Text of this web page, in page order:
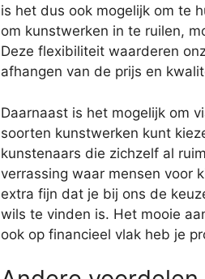
is het dus ook mogelijk om te
om kunstwerken in te ruilen,
Deze flexibiliteit waarderen
afhangen van de prijs en
Daarnaast is het mogelijk om
soorten kunstwerken kunt
kunstenaars die zichzelf al
verrassing waar mensen voor
extra fijn dat je bij ons de
wils te vinden is. Het mooie
ook op financieel vlak heb je